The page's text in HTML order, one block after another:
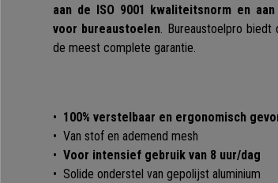
aan de ISO 9001 kwaliteitsnorm en
voor bureaustoelen. Bureaustoelpro
de meest complete garantie.
• 100% verstelbaar en ergonomisch
• Van stof en ademend mesh
• Voor intensief gebruik van 8 uur/dag
• Solide onderstel van gepolijst aluminium